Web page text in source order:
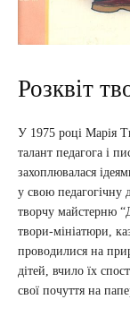
Розквіт
У 1975 році Марія
талант педагога і
захоплювалася
у свою педагогічну
творчу майстерню
твори-мініатюри,
проводилися на
дітей, вчило їх
свої почуття на